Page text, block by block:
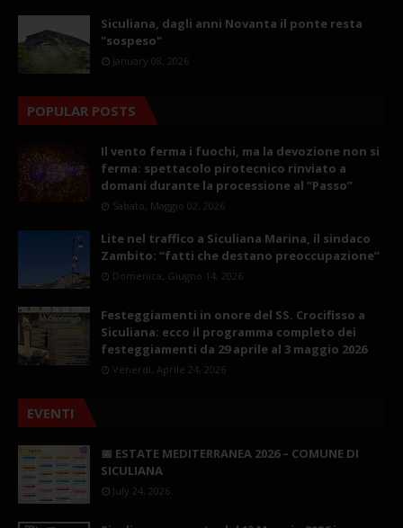
Siculiana, dagli anni Novanta il ponte resta
"sospeso"
January 08, 2026
POPULAR POSTS
Il vento ferma i fuochi, ma la devozione non si
ferma: spettacolo pirotecnico rinviato a
domani durante la processione al “Passo”
Sabato, Maggio 02, 2026
Lite nel traffico a Siculiana Marina, il sindaco
Zambito: “fatti che destano preoccupazione”
Domenica, Giugno 14, 2026
Festeggiamenti in onore del SS. Crocifisso a
Siculiana: ecco il programma completo dei
festeggiamenti da 29 aprile al 3 maggio 2026
Venerdì, Aprile 24, 2026
EVENTI
📅 ESTATE MEDITERRANEA 2026 – COMUNE DI
SICULIANA
July 24, 2026